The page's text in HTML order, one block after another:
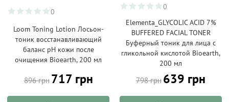
0
Loom Toning Lotion Лосьон-
тоник восстанавливающий
баланс pH кожи после
очищения Bioearth, 200 мл
896 грн 717 грн
0
Elementa_GLYCOLIC ACID 7%
BUFFERED FACIAL TONER
Буферный тоник для лица с
гликольной кислотой Bioearth,
200 мл
798 грн 639 грн